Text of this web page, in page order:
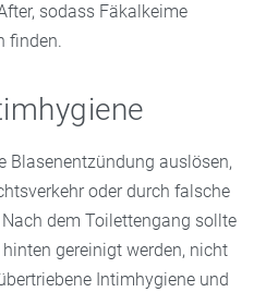
sodass Fäkalkeime
finden.
Blasenentzündung auslösen,
oder durch falsche
dem Toilettengang sollte
gereinigt werden, nicht
Intimhygiene und